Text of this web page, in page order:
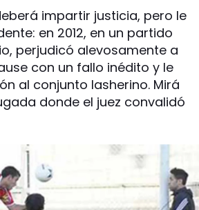
impartir justicia, pero le
en 2012, en un partido
perjudicó alevosamente a
con un fallo inédito y le
al conjunto lasherino. Mirá
donde el juez convalidó